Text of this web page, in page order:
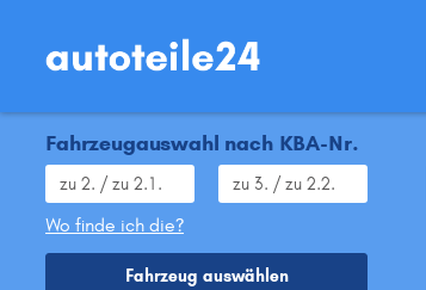
Fahrzeugauswahl nach KBA-Nr.
Wo finde ich die?
Fahrzeug auswählen